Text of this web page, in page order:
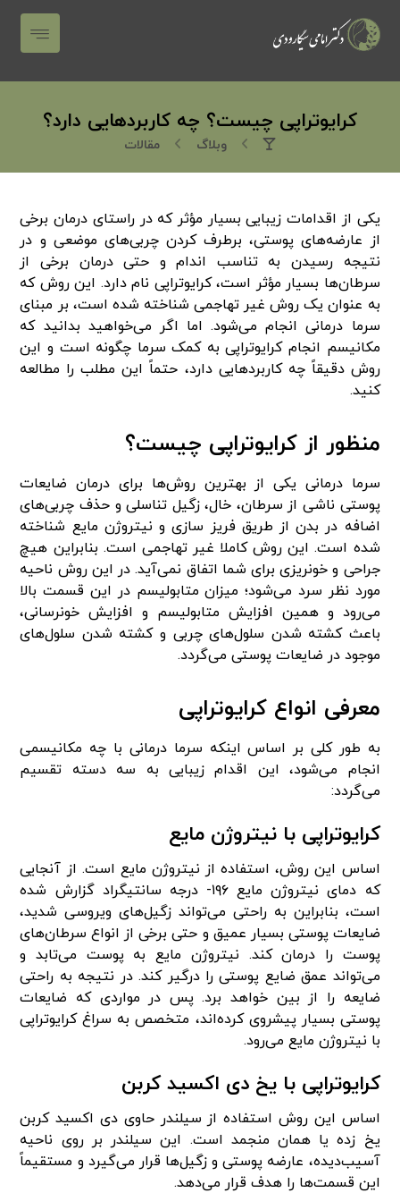
کرایوتراپی چیست؟ چه کاربردهایی دارد؟
وبلاگ مقالات
یکی از اقدامات زیبایی بسیار مؤثر که در راستای درمان برخی
از عارضه‌های پوستی، برطرف کردن چربی‌های موضعی و در
نتیجه رسیدن به تناسب اندام و حتی درمان برخی از
سرطان‌ها بسیار مؤثر است، کرایوتراپی نام دارد. این روش که
به عنوان یک روش غیر تهاجمی شناخته شده است، بر مبنای
سرما درمانی انجام می‌شود. اما اگر می‌خواهید بدانید که
مکانیسم انجام کرایوتراپی به کمک سرما چگونه است و این
روش دقیقاً چه کاربردهایی دارد، حتماً این مطلب را مطالعه
کنید.
منظور از کرایوتراپی چیست؟
سرما درمانی یکی از بهترین روش‌ها برای درمان ضایعات
پوستی ناشی از سرطان، خال، زگیل تناسلی و حذف چربی‌های
اضافه در بدن از طریق فریز سازی و نیتروژن مایع شناخته
شده است. این روش کاملا غیر تهاجمی است. بنابراین هیچ
جراحی و خونریزی برای شما اتفاق نمی‌آید. در این روش ناحیه
مورد نظر سرد می‌شود؛ میزان متابولیسم در این قسمت بالا
می‌رود و همین افزایش متابولیسم و افزایش خونرسانی،
باعث کشته شدن سلول‌های چربی و کشته شدن سلول‌های
موجود در ضایعات پوستی می‌گردد.
معرفی انواع کرایوتراپی
به طور کلی بر اساس اینکه سرما درمانی با چه مکانیسمی
انجام می‌شود، این اقدام زیبایی به سه دسته تقسیم
می‌گردد:
کرایوتراپی با نیتروژن مایع
اساس این روش، استفاده از نیتروژن مایع است. از آنجایی
که دمای نیتروژن مایع ۱۹۶- درجه سانتیگراد گزارش شده
است، بنابراین به راحتی می‌تواند زگیل‌های ویروسی شدید،
ضایعات پوستی بسیار عمیق و حتی برخی از انواع سرطان‌های
پوست را درمان کند. نیتروژن مایع به پوست می‌تابد و
می‌تواند عمق ضایع پوستی را درگیر کند. در نتیجه به راحتی
ضایعه را از بین خواهد برد. پس در مواردی که ضایعات
پوستی بسیار پیشروی کرده‌اند، متخصص به سراغ کرایوتراپی
با نیتروژن مایع می‌رود.
کرایوتراپی با یخ دی اکسید کربن
اساس این روش استفاده از سیلندر حاوی دی اکسید کربن
یخ زده یا همان منجمد است. این سیلندر بر روی ناحیه
آسیب‌دیده، عارضه پوستی و زگیل‌ها قرار می‌گیرد و مستقیماً
این قسمت‌ها را هدف قرار می‌دهد.